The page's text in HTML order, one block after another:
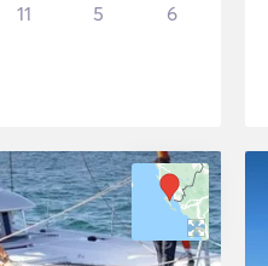
11 5 6